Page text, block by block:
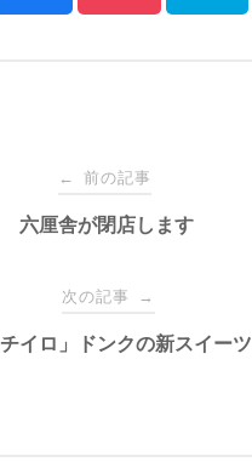
← 前の記事
六厘舎が閉店します
次の記事 →
チイロ」ドンクの新スイーツ